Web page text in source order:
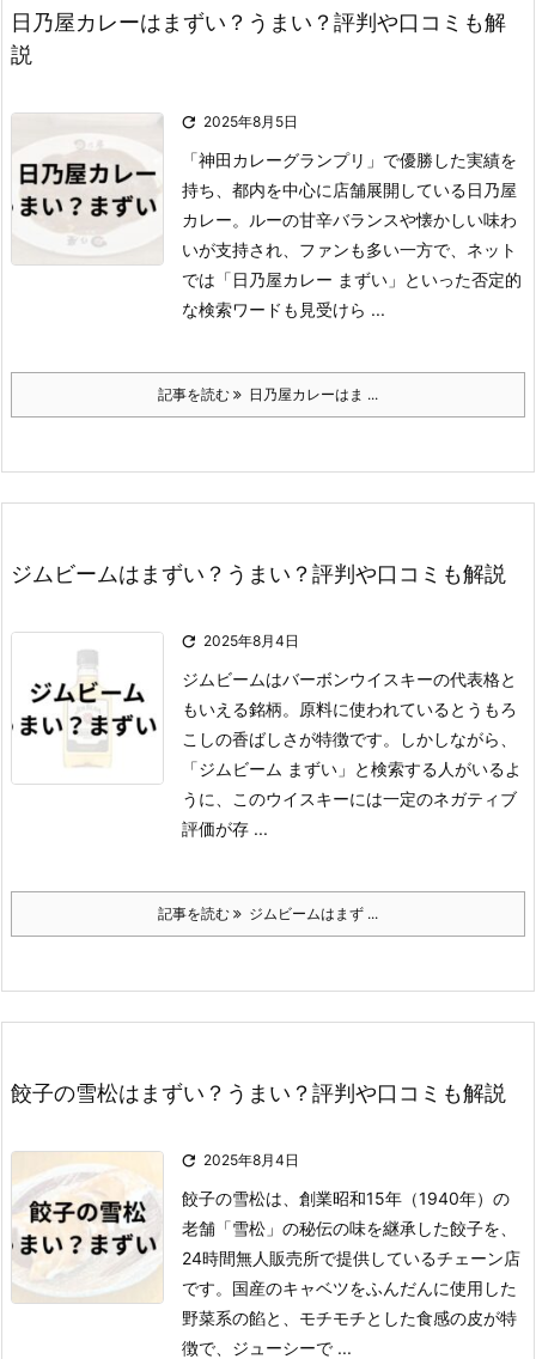
日乃屋カレーはまずい？うまい？評判や口コミも解
説
 2025年8月5日
「神田カレーグランプリ」で優勝した実績を
持ち、都内を中心に店舗展開している日乃屋
カレー。
ルーの甘辛バランスや懐かしい味わ
いが支持され、ファンも多い一方で、ネット
では「日乃屋カレー まずい」といった否定的
な検索ワードも見受けら ...
記事を読む 日乃屋カレーはま ...
ジムビームはまずい？うまい？評判や口コミも解説
 2025年8月4日
ジムビームはバーボンウイスキーの代表格と
もいえる銘柄。
原料に使われているとうもろ
こしの香ばしさが特徴です。
しかしながら、
「ジムビーム まずい」と検索する人がいるよ
うに、このウイスキーには一定のネガティブ
評価が存 ...
記事を読む ジムビームはまず ...
餃子の雪松はまずい？うまい？評判や口コミも解説
 2025年8月4日
餃子の雪松は、創業昭和15年（1940年）の
老舗「雪松」の秘伝の味を継承した餃子を、
24時間無人販売所で提供しているチェーン店
です。 国産のキャベツをふんだんに使用した
野菜系の餡と、モチモチとした食感の皮が特
徴で、ジューシーで ...